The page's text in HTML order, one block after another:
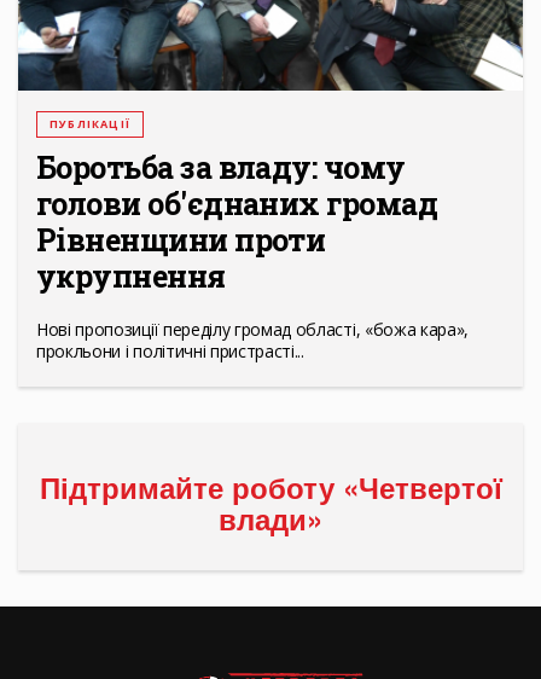
ПУБЛІКАЦІЇ
Боротьба за владу: чому
голови об'єднаних громад
Рівненщини проти
укрупнення
Нові пропозиції переділу громад області, «божа кара»,
прокльони і політичні пристрасті...
Підтримайте роботу «Четвертої
влади»